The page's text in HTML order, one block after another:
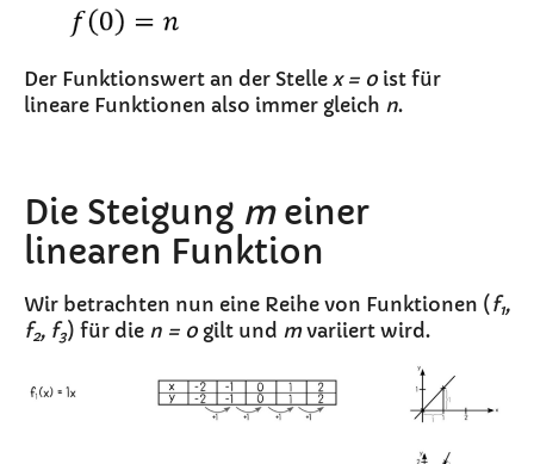
Der Funktionswert an der Stelle x = 0 ist für
lineare Funktionen also immer gleich n.
Die Steigung meiner
linearen Funktion
Wir betrachten nun eine Reihe von Funktionen ( f1,
f2, f3) für die n = 0 gilt und mvariiert wird.